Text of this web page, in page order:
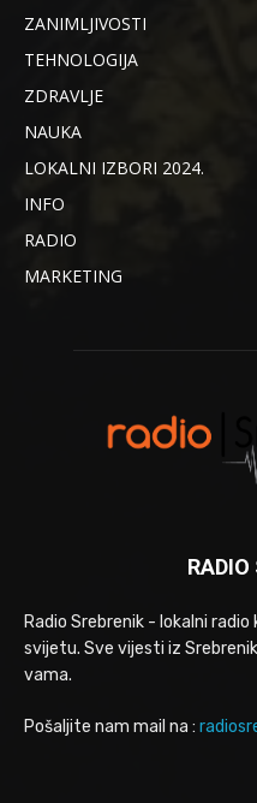
ZANIMLJIVOSTI
TEHNOLOGIJA
ZDRAVLJE
NAUKA
LOKALNI IZBORI 2024.
INFO
RADIO
MARKETING
Radio Srebrenik - lokalni
svijetu. Sve vijesti iz
vama.
Pošaljite nam mail na :